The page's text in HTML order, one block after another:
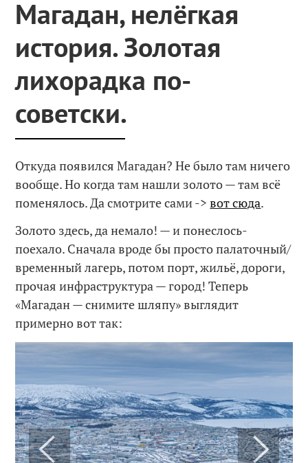
Магадан, нелёгкая
история. Золотая
лихорадка по-
советски.
Откуда появился Магадан? Не было там ничего
вообще. Но когда там нашли золото — там всё
поменялось. Да смотрите сами ->вот сюда.
Золото здесь, да немало! — и понеслось-
поехало. Сначала вроде бы просто палаточный/
временный лагерь, потом порт, жильё, дороги,
прочая инфраструктура — город! Теперь
«Магадан — снимите шляпу» выглядит
примерно вот так: